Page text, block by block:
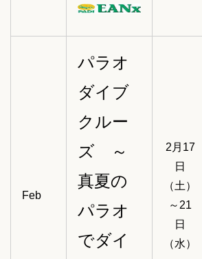
Feb
パラオ
ダイブ
クルー
ズ ～
真夏の
パラオ
でダイ
2月17
日
（土）
～21
日
（水）